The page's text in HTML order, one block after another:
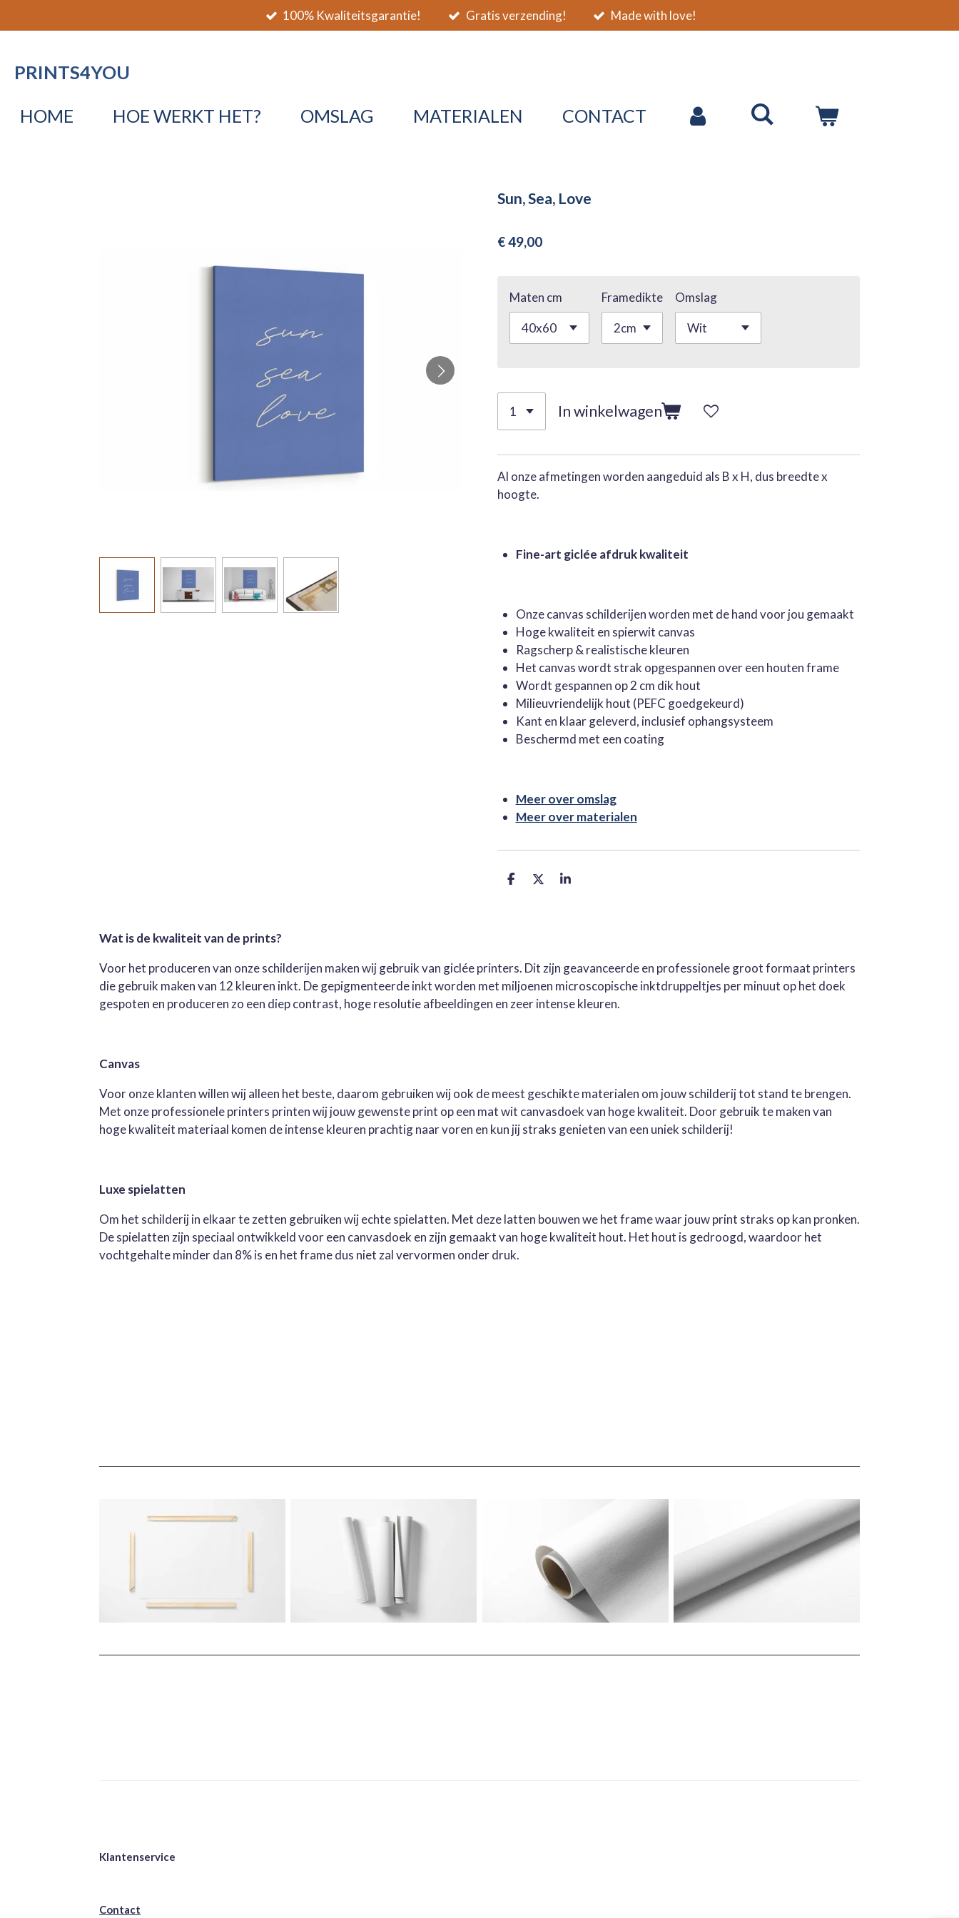
direct
de
100% Kwaliteitsgarantie! Gratis verzending! Made with love!
PRINTS4YOU
HOME HOE WERKT HET? OMSLAG MATERIALEN CONTACT
Sun, Sea, Love
€ 49,00
Maten cm Framedikte Omslag
In winkelwagen
Al onze afmetingen worden aangeduid als B x H, dus breedte x
hoogte.
Fine-art giclée afdruk kwaliteit
Onze canvas schilderijen worden met de hand voor jou gemaakt
Hoge kwaliteit en spierwit canvas
Ragscherp & realistische kleuren
Het canvas wordt strak opgespannen over een houten frame
Wordt gespannen op 2 cm dik hout
Milieuvriendelijk hout (PEFC goedgekeurd)
Kant en klaar geleverd, inclusief ophangsysteem
Beschermd met een coating
Meer over omslag
Meer over materialen
D
D
S
Wat is de kwaliteit van de prints?
Voor het produceren van onze schilderijen maken wij gebruik van giclée printers. Dit zijn geavanceerde en professionele groot formaat printers
die gebruik maken van 12 kleuren inkt. De gepigmenteerde inkt worden met miljoenen microscopische inktdruppeltjes per minuut op het doek
gespoten en produceren zo een diep contrast, hoge resolutie afbeeldingen en zeer intense kleuren.
Canvas
Voor onze klanten willen wij alleen het beste, daarom gebruiken wij ook de meest geschikte materialen om jouw schilderij tot stand te brengen.
Met onze professionele printers printen wij jouw gewenste print op een mat wit canvasdoek van hoge kwaliteit. Door gebruik te maken van
hoge kwaliteit materiaal komen de intense kleuren prachtig naar voren en kun jij straks genieten van een uniek schilderij!
Luxe spielatten
Om het schilderij in elkaar te zetten gebruiken wij echte spielatten. Met deze latten bouwen we het frame waar jouw print straks op kan pronken.
De spielatten zijn speciaal ontwikkeld voor een canvasdoek en zijn gemaakt van hoge kwaliteit hout. Het hout is gedroogd, waardoor het
vochtgehalte minder dan 8% is en het frame dus niet zal vervormen onder druk.
Klantenservice
Contact